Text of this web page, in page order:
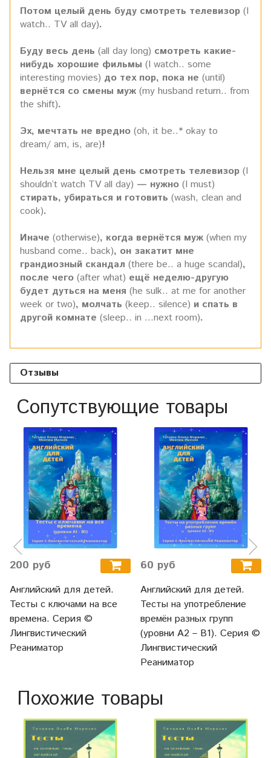
Потом целый день буду смотреть телевизор (I
watch.. TV all day).
Буду весь день (all day long) смотреть какие-
нибудь хорошие фильмы (I watch.. some
interesting movies) до тех пор, пока не (until)
вернётся со смены муж (my husband return.. from
the shift).
Эх, мечтать не вредно (oh, it be..* okay to
dream/ am, is, are)!
Нельзя мне целый день смотреть телевизор (I
shouldn’t watch TV all day) — нужно (I must)
стирать, убираться и готовить (wash, clean and
cook).
Иначе (otherwise), когда вернётся муж (when my
husband come.. back), он закатит мне
грандиозный скандал (there be.. a huge scandal),
после чего (after what) ещё неделю-другую
будет дуться на меня (he sulk.. at me for another
week or two), молчать (keep.. silence) и спать в
другой комнате (sleep.. in ...next room).
Отзывы
Сопутствующие товары
200 руб
Английский для детей.
Тесты с ключами на все
времена. Серия ©
Лингвистический
Реаниматор
60 руб
Английский для детей.
Тесты на употребление
времён разных групп
(уровни А2 – В1). Серия ©
Лингвистический
Реаниматор
Похожие товары